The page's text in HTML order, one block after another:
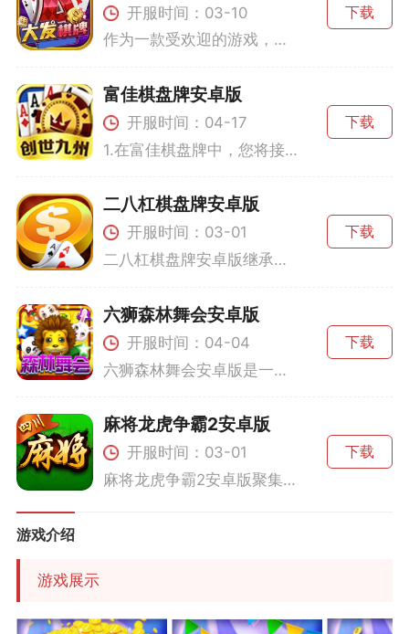
开服时间：03-10
作为一款受欢迎的游戏，网上斗地主赢金币苹果版吸引了广泛的玩家从而形成了一个万人在线的活跃社区。玩家可以选择和网络上的其他玩家进行对战，随时随地与天南海北的游戏爱好者开展一场策略对决。游戏内提供了丰富的玩法，包括经典斗地主、多倍斗地主以及竞技斗地主等多种模式。玩家可以通过游戏赢得金币，积累至一定数量，可以进行兑换或者参与更高难度的挑战。飞机这一倍数特色玩法也为游戏增添了更多的策略深度，使得玩家能够在掌握基础规则的体验更刺激的游戏乐趣。游戏特色1.金币系统：玩家通过对局赢得的胜利
下载
富佳棋盘牌安卓版
开服时间：04-17
1.在富佳棋盘牌中，您将接触到多种经典的游戏，如推筒子、财神到、金鲨银鲨等。游戏为玩家提供了金币和上下游戏币两种虚拟币系统，使得游戏更加贴合实际的棋盘牌体验。玩家可以通过完成每日任务、参与活动或购买来获得更多的游戏币，这些游戏币则可用于在不同的棋盘牌房间中开启游戏。2.推筒子是一种简单而刺激的上下游戏币游戏，在玩家比拼手中的牌点数，最大点数者获胜。财神到则是一种简单易玩的街机类游戏，玩家通过押注不同的项目并希望中奖。金鲨银鲨是在飞盘上押注不同的鱼类图标，玩家需要凭借自己的运气和判断
下载
二八杠棋盘牌安卓版
开服时间：03-01
二八杠棋盘牌安卓版继承了线下二八杠的经典玩法，同时进行了一些创新，使游戏更加适合移动设备。游戏的主要目标是通过比较牌面大小来判断胜负。玩家可以体验到天王级别的牌局，还能够参与每日签到活动，以获取免费奖励。玩家可以通过参与竞技获得vip礼金，而彩池奖金则会随着玩家数的增加而不断累积，让好运时时光临。游戏特色1.经典复古的游戏体验：以二八杠为基础，保留了传统玩法的精髓，同时提供详细的新手指导，帮助初学者快速上手。2.丰富的奖励机制：通过每日签到、参与竞技活动，玩家能够获得vip礼金
下载
六狮森林舞会安卓版
开服时间：04-04
六狮森林舞会安卓版是一款以游戏为核心的休闲娱乐app。玩家可以在游戏中随时随地加入精彩活动，与全球玩家进行互动。在您不仅可以体验飞盘玩法的刺激，还能感受黄灯与森林动物的独特游戏场景。游戏专注于玩家的操作体验与视觉体验，为此在设计上精益求精。游戏内设有众多房间供玩家选择，每个房间都有不同的游戏规则和奖金制度，给予不同层级的玩家不同的挑战。游戏特色1.飞盘玩法独特的飞盘游戏玩法让玩家在竞技对战中享受极致的运动感，体验不同的挑战与乐趣。2.黄灯场景引入黄灯紧张刺激的情景效果，让玩家
下载
麻将龙虎争霸2安卓版
开服时间：03-01
麻将龙虎争霸2安卓版聚集了全国各地特色麻将打法，其中不乏经典的清一色、对对胡等组合，让玩家能够在这里感受到中国传统文化的深厚底蕴。游戏画面精美细腻，背景音乐舒缓，让人仿佛置身于真实的对局环境之中。游戏平台还为新用户准备了丰厚的注册送礼包，让每一位玩家都可以在游戏初期无忧畅玩。智能的游戏系统将根据玩家的水平自动匹配合适的对手，确保挑战性与乐趣兼具。游戏特色1.丰富的麻将玩法：游戏包含多个地方特色麻将玩法，无论是国标麻将还是地方规则，你都可以找到心仪的玩法。独创的龙虎争霸玩法将带
下载
游戏介绍
游戏展示